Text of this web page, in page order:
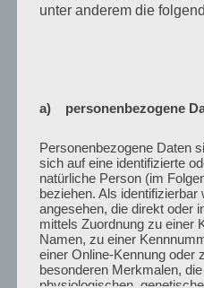
VERÖFFENTLICHT
11. JANUAR 2022
über waren, ging es im
Dänemark für einen kleinen
In der ersten Woche war
trocken, so das es am
Fische zu fangen. Aber zu
mehrmals das richtige
konnten Forellen und am
unter anderem die
a) personenbezogene
Personenbezogene Daten
sich auf eine identifizierte
natürliche Person (im
beziehen. Als
angesehen, die direkt oder
mittels Zuordnung zu einer
Namen, zu einer
einer Online-Kennung oder
besonderen Merkmalen,
physiologischen,